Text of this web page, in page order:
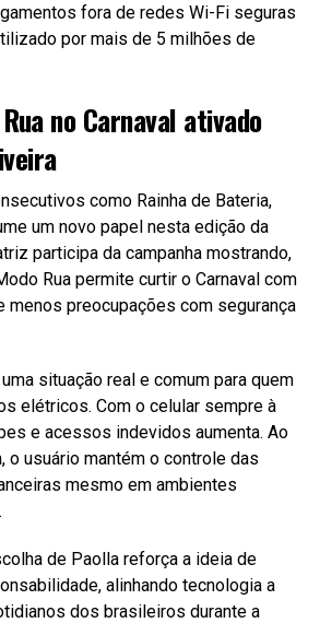
fora de redes Wi-Fi seguras
por mais de 5 milhões de
no Carnaval ativado
como Rainha de Bateria,
um novo papel nesta edição da
participa da campanha mostrando,
Rua permite curtir o Carnaval com
menos preocupações com segurança
situação real e comum para quem
elétricos. Com o celular sempre à
e acessos indevidos aumenta. Ao
o usuário mantém o controle das
mesmo em ambientes
de Paolla reforça a ideia de
alinhando tecnologia a
dos brasileiros durante a